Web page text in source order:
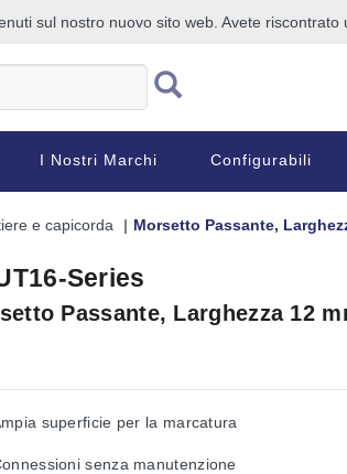
sul nostro nuovo sito web. Avete
I Nostri Marchi Configurabili
e capicorda Morsetto Passante,
Series
Passante, Larghezza 12
superficie per la marcatura
senza manutenzione